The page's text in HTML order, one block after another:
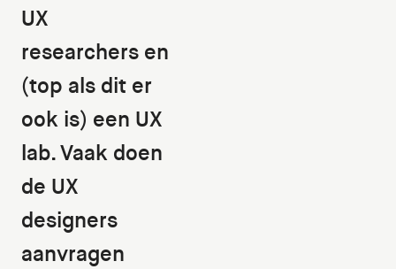
UX
researchers en
(top als dit er
ook is) een UX
lab. Vaak doen
de UX
designers
aanvragen